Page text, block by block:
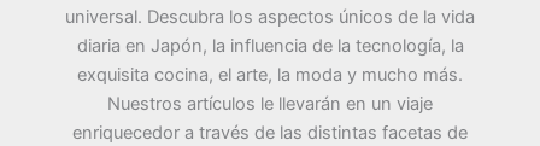
universal. Descubra los aspectos únicos de la vida
diaria en Japón, la influencia de la tecnología, la
exquisita cocina, el arte, la moda y mucho más.
Nuestros artículos le llevarán en un viaje
enriquecedor a través de las distintas facetas de